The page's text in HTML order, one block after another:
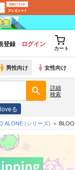
登録 ログイン
カート
男性向け 女性向け
詳細
検索
る
ALONE (シリーズ)